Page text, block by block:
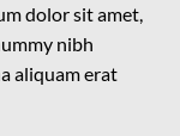
dolor sit amet,
nibh
aliquam erat